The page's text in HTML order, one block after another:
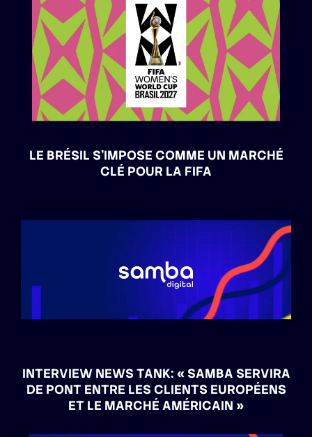
LE BRÉSIL S’IMPOSE COMME UN MARCHÉ
CLÉ POUR LA FIFA
INTERVIEW NEWS TANK: « SAMBA SERVIRA
DE PONT ENTRE LES CLIENTS EUROPÉENS
ET LE MARCHÉ AMÉRICAIN »